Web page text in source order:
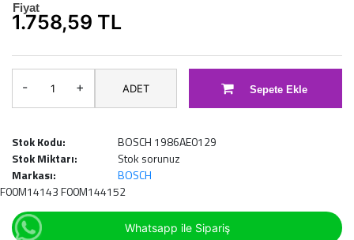
Fiyat
1.758,59 TL
- + ADET Sepete Ekle
Stok Kodu:
BOSCH 1986AE0129
Stok Miktarı:
Stok sorunuz
Markası:
BOSCH
F00M14143 F00M144152
Whatsapp ile Sipariş